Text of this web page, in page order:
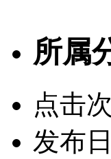
所属
点击
发布